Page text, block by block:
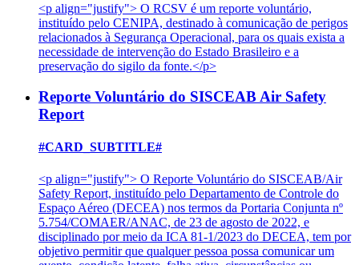
<p align="justify"> O RCSV é um reporte voluntário,
instituído pelo CENIPA, destinado à comunicação de perigos
relacionados à Segurança Operacional, para os quais exista a
necessidade de intervenção do Estado Brasileiro e a
preservação do sigilo da fonte.</p>
Reporte Voluntário do SISCEAB Air Safety
Report
#CARD_SUBTITLE#
<p align="justify"> O Reporte Voluntário do SISCEAB/Air
Safety Report, instituído pelo Departamento de Controle do
Espaço Aéreo (DECEA) nos termos da Portaria Conjunta nº
5.754/COMAER/ANAC, de 23 de agosto de 2022, e
disciplinado por meio da ICA 81-1/2023 do DECEA, tem por
objetivo permitir que qualquer pessoa possa comunicar um